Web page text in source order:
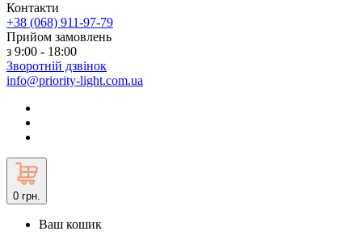
Контакти
+38 (068) 911-97-79
Прийом замовлень
з 9:00 - 18:00
Зворотній дзвінок
info@priority-light.com.ua
0 грн.
Ваш кошик